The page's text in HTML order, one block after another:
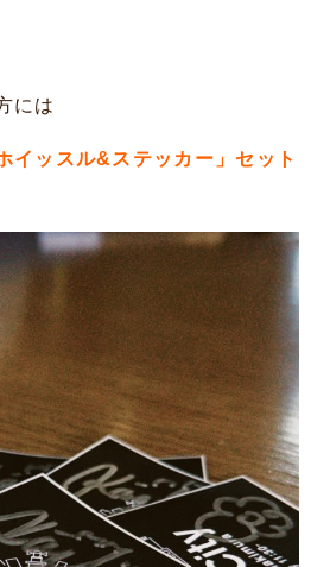
には
イッスル&ステッカー」セット